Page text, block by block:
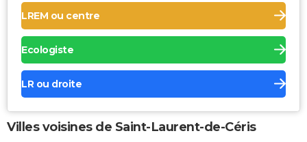
LREM ou centre
Ecologiste
LR ou droite
Villes voisines de Saint-Laurent-de-Céris